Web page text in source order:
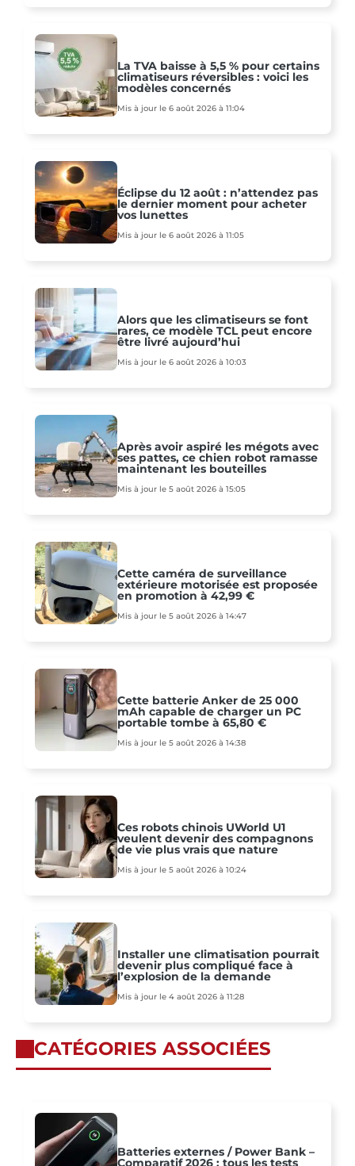
La TVA baisse à 5,5 % pour certains
climatiseurs réversibles : voici les
modèles concernés
Mis à jour le 6 août 2026 à 11:04
Éclipse du 12 août : n’attendez pas
le dernier moment pour acheter
vos lunettes
Mis à jour le 6 août 2026 à 11:05
Alors que les climatiseurs se font
rares, ce modèle TCL peut encore
être livré aujourd’hui
Mis à jour le 6 août 2026 à 10:03
Après avoir aspiré les mégots avec
ses pattes, ce chien robot ramasse
maintenant les bouteilles
Mis à jour le 5 août 2026 à 15:05
Cette caméra de surveillance
extérieure motorisée est proposée
en promotion à 42,99 €
Mis à jour le 5 août 2026 à 14:47
Cette batterie Anker de 25 000
mAh capable de charger un PC
portable tombe à 65,80 €
Mis à jour le 5 août 2026 à 14:38
Ces robots chinois UWorld U1
veulent devenir des compagnons
de vie plus vrais que nature
Mis à jour le 5 août 2026 à 10:24
Installer une climatisation pourrait
devenir plus compliqué face à
l’explosion de la demande
Mis à jour le 4 août 2026 à 11:28
CATÉGORIES ASSOCIÉES
Batteries externes / Power Bank –
Comparatif 2026 : tous les tests